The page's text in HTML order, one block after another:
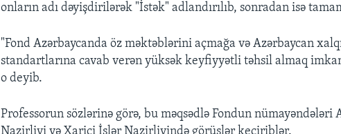
onların adı dəyişdirilərək "İstək" adlandırılıb, sonradan isə
"Fond Azərbaycanda öz məktəblərini açmağa və Azərbaycan
standartlarına cavab verən yüksək keyfiyyətli təhsil almaq
o deyib.
Professorun sözlərinə görə, bu məqsədlə Fondun nümayəndələri